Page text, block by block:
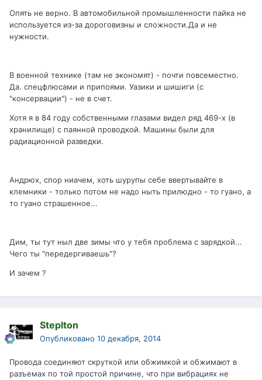
Опять не верно. В автомобильной промышленности пайка не
используется из-за дороговизны и сложности.Да и не
нужности.
В военной технике (там не экономят) - почти повсеместно.
Да. спецфлюсами и припоями. Уазики и шишиги (с
"консервации") - не в счет.
Хотя я в 84 году собственными глазами видел ряд 469-х (в
хранилище) с паянной проводкой. Машины были для
радиационной разведки.
Андрюх, спор ниачем, хоть шурупы себе ввертывайте в
клемники - только потом не надо ныть прилюдно - то гуано, а
то гуано страшенное...
Дим, ты тут ныл две зимы что у тебя проблема с зарядкой...
Чего ты "передергиваешь"?
И зачем ?
Steplton
Опубликовано 10 декабря, 2014
Провода соединяют скруткой или обжимкой и обжимают в
разъемах по той простой причине, что при вибрациях не